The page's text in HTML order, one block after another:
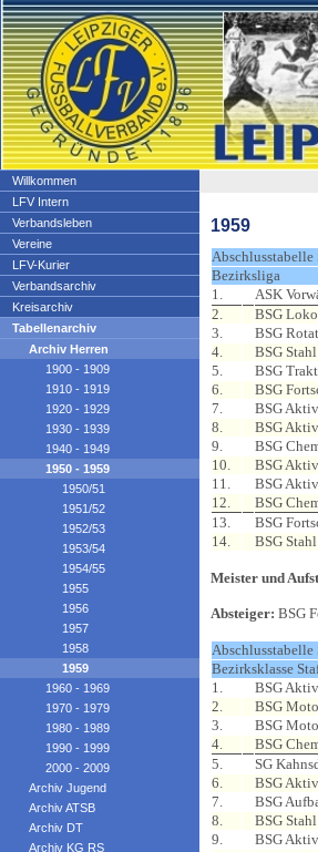
Willkommen
LFV Intern
Verbandsleben
Vereine
LFV-Kurier
Verbandsarchiv
Kreisarchiv
Tabellenarchiv
Archiv Herren
1900 - 1909
1910 - 1919
1920 - 1929
1930 - 1939
1940 - 1949
1950 - 1959
1950/51
1951/52
1952/53
1953/54
1954/55
1955
1956
1957
1958
1959
1960 - 1969
1970 - 1979
1980 - 1989
1990 - 1999
2000 - 2009
Archiv Jugend
Archiv ATSB
Archiv DT
Archiv KG RS
1959
Bezirksliga
1.
ASK
2.
BSG
3.
BSG
4.
BSG
5.
BSG
6.
BSG
7.
BSG
8.
BSG
9.
BSG
10.
BSG
11.
BSG
12.
BSG
13.
BSG
14.
BSG
Meister und
Absteiger: BSG
Bezirksklasse
1.
BSG
2.
BSG
3.
BSG
4.
BSG
5.
SG
6.
BSG
7.
BSG
8.
BSG
9.
BSG